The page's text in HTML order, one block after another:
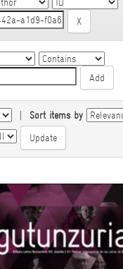
| Sort items by